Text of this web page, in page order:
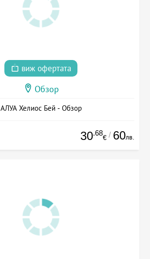
виж офертата
Обзор
АЛУА Хелиос Бей - Обзор
30.68
€ / 60лв.